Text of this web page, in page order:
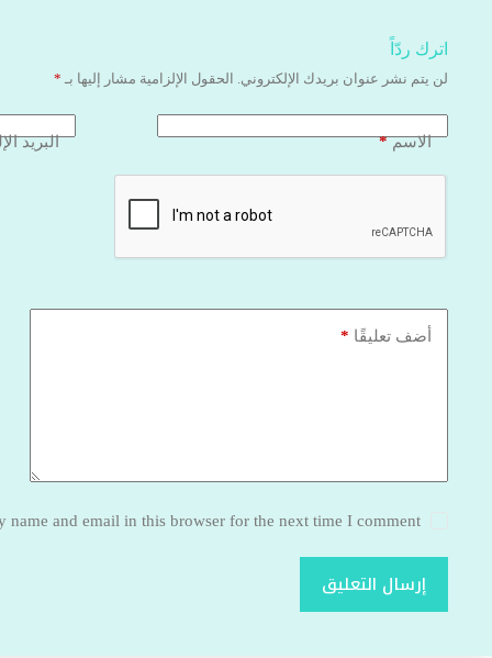
اترك ردّاً
لن يتم نشر عنوان بريدك الإلكتروني. الحقول الإلزامية مشار إليها بـ *
الاسم* البريد
أضف تعليقًا *
name and email in this browser for the next time I comment.
إرسال التعليق